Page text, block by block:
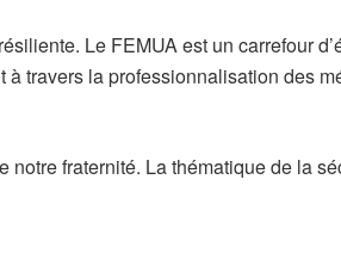
Le FEMUA est un carrefour
travers la professionnalisation des
fraternité. La thématique de la